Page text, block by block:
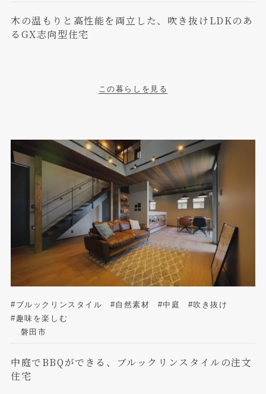
木の温もりと高性能を両立した、吹き抜けLDKのあ
るGX志向型住宅
この暮らしを見る
#ブルックリンスタイル #自然素材 #中庭
#吹き抜け
#趣味を楽しむ
磐田市
中庭でBBQができる、ブルックリンスタイルの注文
住宅